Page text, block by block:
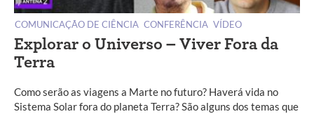
COMUNICAÇÃO DE CIÊNCIA CONFERÊNCIA VÍDEO
Explorar o Universo – Viver Fora da
Terra
Como serão as viagens a Marte no futuro? Haverá vida no
Sistema Solar fora do planeta Terra? São alguns dos temas que